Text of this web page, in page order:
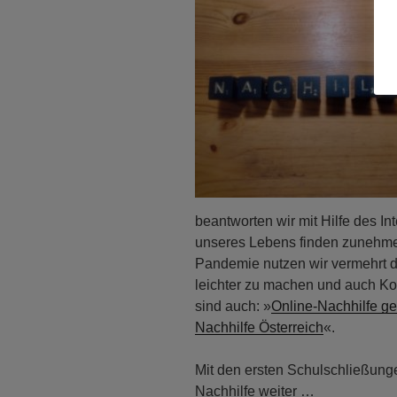
beantworten wir mit Hilfe des
unseres Lebens finden
Pandemie nutzen wir vermehrt
leichter zu machen und auch
sind auch: »Online-Nachhilfe
Nachhilfe Österreich«.
Mit den ersten
Nachhilfe weiter …